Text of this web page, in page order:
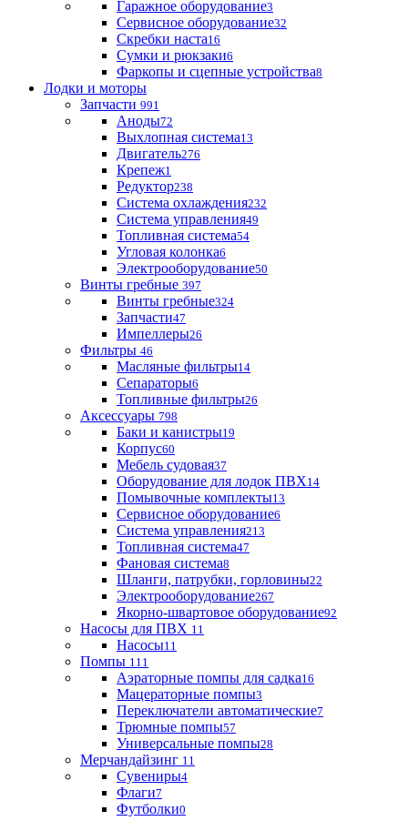
Гаражное оборудование3
Сервисное оборудование32
Скребки наста16
Сумки и рюкзаки6
Фаркопы и сцепные устройства8
Лодки и моторы
Запчасти 991
Аноды72
Выхлопная система13
Двигатель276
Крепеж1
Редуктор238
Система охлаждения232
Система управления49
Топливная система54
Угловая колонка6
Электрооборудование50
Винты гребные 397
Винты гребные324
Запчасти47
Импеллеры26
Фильтры 46
Масляные фильтры14
Сепараторы6
Топливные фильтры26
Аксессуары 798
Баки и канистры19
Корпус60
Мебель судовая37
Оборудование для лодок ПВХ14
Помывочные комплекты13
Сервисное оборудование6
Система управления213
Топливная система47
Фановая система8
Шланги, патрубки, горловины22
Электрооборудование267
Якорно-швартовое оборудование92
Насосы для ПВХ 11
Насосы11
Помпы 111
Аэраторные помпы для садка16
Мацераторные помпы3
Переключатели автоматические7
Трюмные помпы57
Универсальные помпы28
Мерчандайзинг 11
Сувениры4
Флаги7
Футболки0